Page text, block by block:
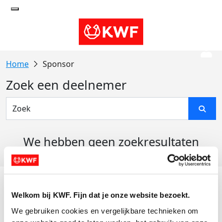
Welkom bij KWF. Fijn dat je onze website bezoekt.
We gebruiken cookies en vergelijkbare technieken om
Sponsor
Zoek een deelnemer
We hebben geen zoekresultaten
Actiematerialen
Evenementen